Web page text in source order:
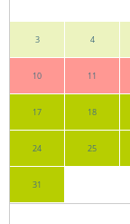
3 4
10 11
17 18
24 25
31